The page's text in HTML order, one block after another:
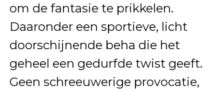
om de fantasie te prikkelen.
Daaronder een sportieve, licht
doorschijnende beha die het
geheel een gedurfde twist geeft.
Geen schreeuwerige provocatie,